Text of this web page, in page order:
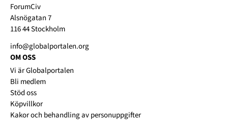
ForumCiv
Alsnögatan 7
116 44 Stockholm
info@globalportalen.org
OM OSS
Vi är Globalportalen
Bli medlem
Stöd oss
Köpvillkor
Kakor och behandling av personuppgifter